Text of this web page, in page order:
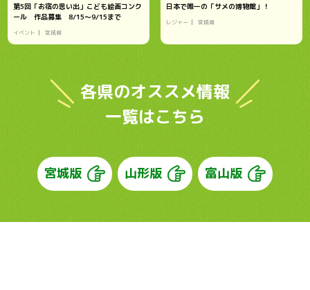
第5回「お宿の思い出」こども絵画コンク
ール 作品募集 8/15～9/15まで
イベント 宮城県
日本で唯一の「サメの博物館」！
レジャー 宮城県
各県のオススメ情報
一覧はこちら
宮城版 山形版 富山版